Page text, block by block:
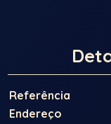
Referência
Endereço